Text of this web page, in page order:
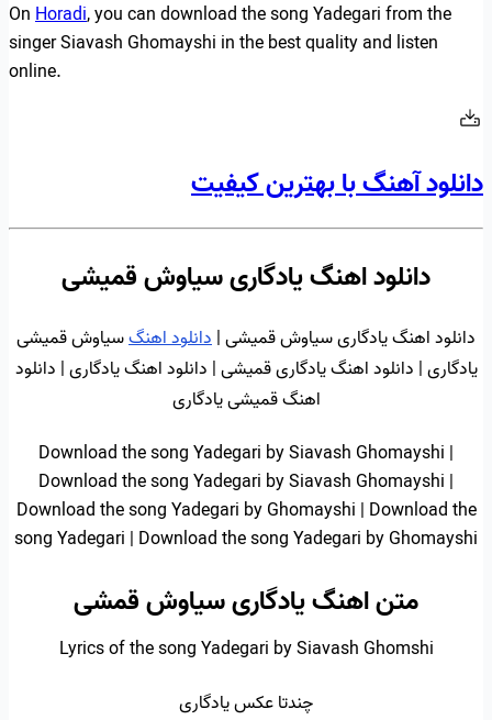
OnHoradi, you can download the song Yadegari from the
singer Siavash Ghomayshi in the best quality and listen
online.
دانلود آهنگ با بهترین کیفیت
دانلود اهنگ یادگاری سیاوش قمیشی
دانلود اهنگ یادگاری سیاوش قمیشی |دانلود اهنگسیاوش قمیشی
یادگاری | دانلود اهنگ یادگاری قمیشی | دانلود اهنگ یادگاری | دانلود
اهنگ قمیشی یادگاری
Download the song Yadegari by Siavash Ghomayshi |
Download the song Yadegari by Siavash Ghomayshi |
Download the song Yadegari by Ghomayshi | Download the
song Yadegari | Download the song Yadegari by Ghomayshi
متن اهنگ یادگاری سیاوش قمشی
Lyrics of the song Yadegari by Siavash Ghomshi
چندتا عکس یادگاری